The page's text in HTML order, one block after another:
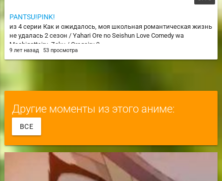
PANTSU!PINK!
из 4 серии Как и ожидалось, моя школьная романтическая жизнь
не удалась 2 сезон / Yahari Ore no Seishun Love Comedy wa
Machigatteiru. Zoku / Oregairu 2
9 лет назад 53 просмотра
Другие моменты из этого аниме:
ВСЕ